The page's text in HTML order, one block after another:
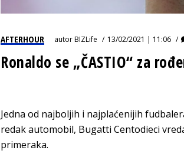
AFTERHOUR autorBIZLife 13/02/2021 | 11:06
Ronaldo se „ČASTIO“ za
Jedna od najboljih i najplaćenijih
redak automobil, Bugatti Centodieci
primeraka.